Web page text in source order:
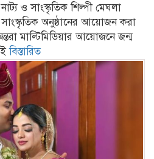
ও সাংস্কৃতিক শিল্পী মেঘলা
অনুষ্ঠানের আয়োজন করা
মাল্টিমিডিয়ার আয়োজনে জন্ম
বিস্তারিত